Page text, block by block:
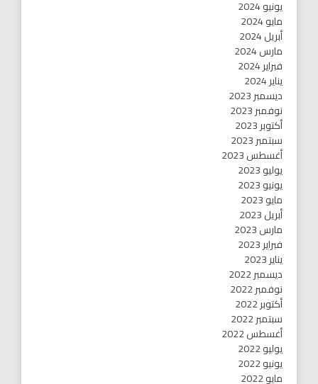
يونيو 2024
مايو 2024
أبريل 2024
مارس 2024
فبراير 2024
يناير 2024
ديسمبر 2023
نوفمبر 2023
أكتوبر 2023
سبتمبر 2023
أغسطس 2023
يوليو 2023
يونيو 2023
مايو 2023
أبريل 2023
مارس 2023
فبراير 2023
يناير 2023
ديسمبر 2022
نوفمبر 2022
أكتوبر 2022
سبتمبر 2022
أغسطس 2022
يوليو 2022
يونيو 2022
مايو 2022